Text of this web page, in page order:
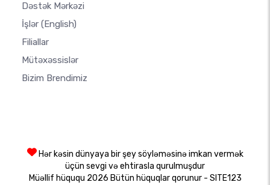
Dəstək Mərkəzi
İşlər (English)
Filiallar
Mütəxəssislər
Bizim Brendimiz
Hər kəsin dünyaya bir şey söyləməsinə imkan vermək
üçün sevgi və ehtirasla qurulmuşdur
Müəllif hüququ 2026 Bütün hüquqlar qorunur - SITE123